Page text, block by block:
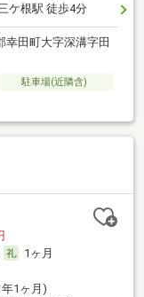
ケ根駅 徒歩4分
幸田町大字深溝字田
駐車場(近隣含)
1ヶ月
1ヶ月)